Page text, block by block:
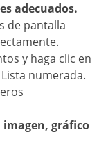
adecuados.
de pantalla
y haga clic en
numerada.
gráfico